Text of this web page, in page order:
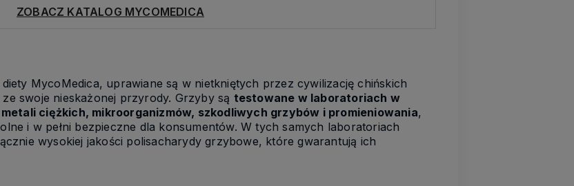
ZOBACZ KATALOG MYCOMEDICA
MycoMedica, uprawiane są w nietkniętych przez cywilizację chińskich
swoje nieskażonej przyrody. Grzyby są testowane w laboratoriach w
ciężkich, mikroorganizmów, szkodliwych grzybów i promieniowania,
i w pełni bezpieczne dla konsumentów. W tych samych laboratoriach
wysokiej jakości polisacharydy grzybowe, które gwarantują ich